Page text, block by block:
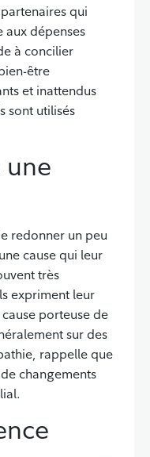
qui
aux dépenses
à concilier
être
et inattendus
sont utilisés
une
redonner un peu
cause qui leur
très
expriment leur
porteuse de
sur des
rappelle que
changements